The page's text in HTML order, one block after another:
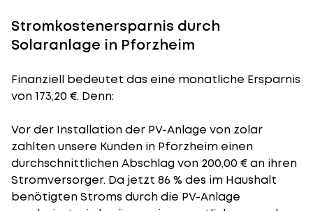
Stromkostenersparnis durch
Solaranlage in Pforzheim
Finanziell bedeutet das eine monatliche Ersparnis
von 173,20 €. Denn:
Vor der Installation der PV-Anlage von zolar
zahlten unsere Kunden in Pforzheim einen
durchschnittlichen Abschlag von 200,00 € an ihren
Stromversorger. Da jetzt 86 % des im Haushalt
benötigten Stroms durch die PV-Anlage